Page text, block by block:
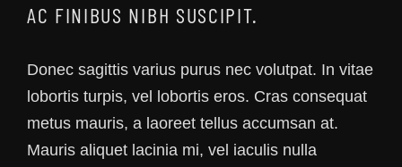
AC FINIBUS NIBH SUSCIPIT.
Donec sagittis varius purus nec volutpat. In vitae
lobortis turpis, vel lobortis eros. Cras consequat
metus mauris, a laoreet tellus accumsan at.
Mauris aliquet lacinia mi, vel iaculis nulla